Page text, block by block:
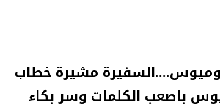
مشيرة خطاب
باصعب الكلمات وسر بكاء